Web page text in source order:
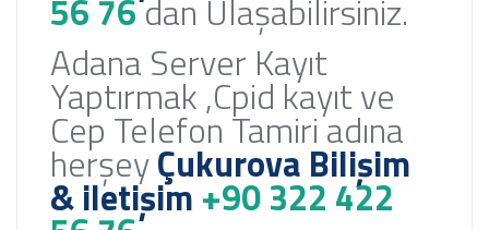
56 76dan Ulaşabilirsiniz.
Adana Server Kayıt
Yaptırmak ,Cpid kayıt ve
Cep Telefon Tamiri adına
herşeyÇukurova Bilişim
& iletişim +90 322 422